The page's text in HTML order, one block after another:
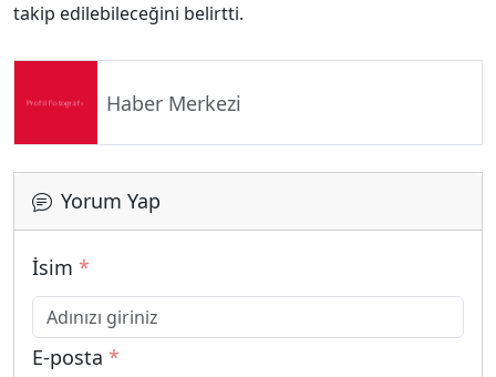
takip edilebileceğini belirtti.
Haber Merkezi
Yorum Yap
İsim *
E-posta *